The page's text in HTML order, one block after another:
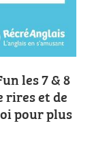
les 7 & 8
rires et de
pour plus